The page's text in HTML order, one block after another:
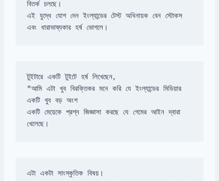
এই যুদ্ধে যোগ দেন ইংল্যান্ডের টেস্ট অধিনায়ক বেন স্টোকস
এবং ধারাভাষ্যকার হর্ষ ভোগলে।
"আমি এটা খুব বিরক্তিকর মনে করি যে ইংল্যান্ডের মিডিয়ার
একটি খুব বড় অংশ
একটি মেয়েকে প্রশ্ন জিজ্ঞাসা করছে যে গেমের আইন দ্বারা
খেলেছে।
এটা একটা সাংস্কৃতিক বিষয়।